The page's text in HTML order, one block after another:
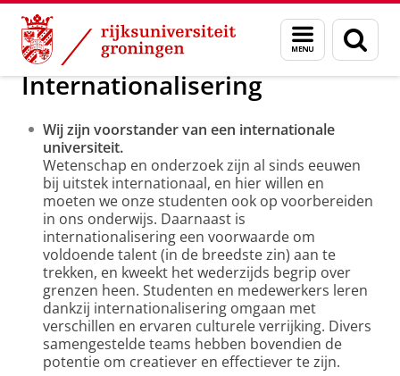
Skip
Content
Skip
Navigation
Menu
en
zoeken
Over ons De Personeelsfractie
Internationalisering
Wij zijn voorstander van een internationale
universiteit.
Wetenschap en onderzoek zijn al sinds eeuwen
bij uitstek internationaal, en hier willen en
moeten we onze studenten ook op voorbereiden
in ons onderwijs. Daarnaast is
internationalisering een voorwaarde om
voldoende talent (in de breedste zin) aan te
trekken, en kweekt het wederzijds begrip over
grenzen heen. Studenten en medewerkers leren
dankzij internationalisering omgaan met
verschillen en ervaren culturele verrijking. Divers
samengestelde teams hebben bovendien de
potentie om creatiever en effectiever te zijn.